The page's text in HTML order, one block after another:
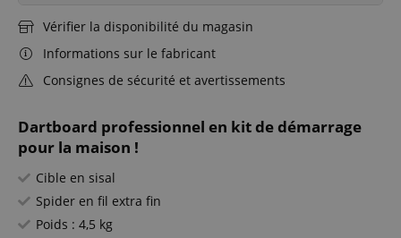
Dartboard professionnel en kit de démarrage
pour la maison !
Cible en sisal
Spider en fil extra fin
Poids : 4,5 kg
Vérifier la disponibilité du magasin
Informations sur le fabricant
Consignes de sécurité et avertissements